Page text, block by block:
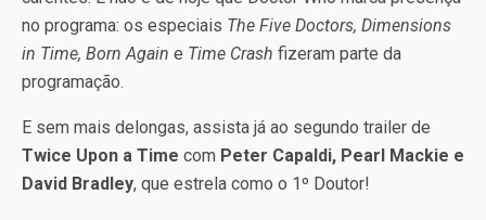
no programa: os especiais The Five Doctors, Dimensions
in Time, Born Again e Time Crash fizeram parte da
programação.
E sem mais delongas, assista já ao segundo trailer de
Twice Upon a Time com Peter Capaldi, Pearl Mackie e
David Bradley, que estrela como o 1º Doutor!